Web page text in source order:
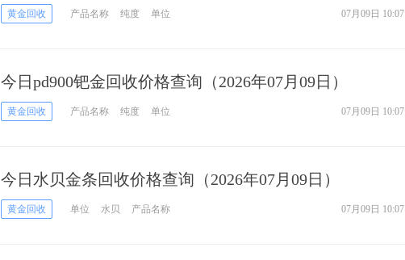
黄金回收 产品名称 纯度 单位 07月09日 10:07
今日pd900钯金回收价格查询（2026年07月09日）
黄金回收 产品名称 纯度 单位 07月09日 10:07
今日水贝金条回收价格查询（2026年07月09日）
黄金回收 单位 水贝 产品名称 07月09日 10:07